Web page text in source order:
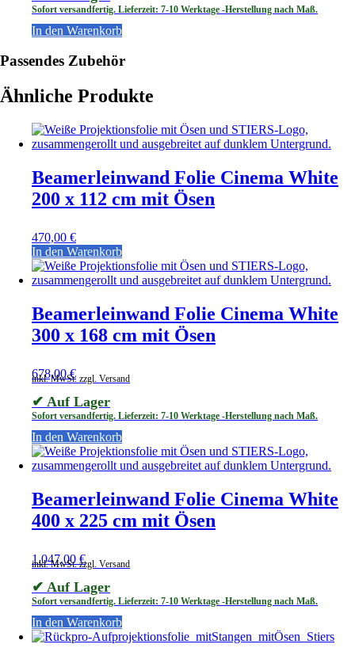
Sofort versandfertig. Lieferzeit: 7-10 Werktage -Herstellung nach Maß.
In den Warenkorb
Passendes Zubehör
Ähnliche Produkte
Beamerleinwand Folie Cinema White
200 x 112 cm mit Ösen
470,00 €
In den Warenkorb
Beamerleinwand Folie Cinema White
300 x 168 cm mit Ösen
678,00€
inkl. MwSt. zzgl. Versand
✔ Auf Lager
Sofort versandfertig. Lieferzeit: 7-10 Werktage -Herstellung nach Maß.
In den Warenkorb
Beamerleinwand Folie Cinema White
400 x 225 cm mit Ösen
1.047,00 €
inkl. MwSt. zzgl. Versand
✔ Auf Lager
Sofort versandfertig. Lieferzeit: 7-10 Werktage -Herstellung nach Maß.
In den Warenkorb